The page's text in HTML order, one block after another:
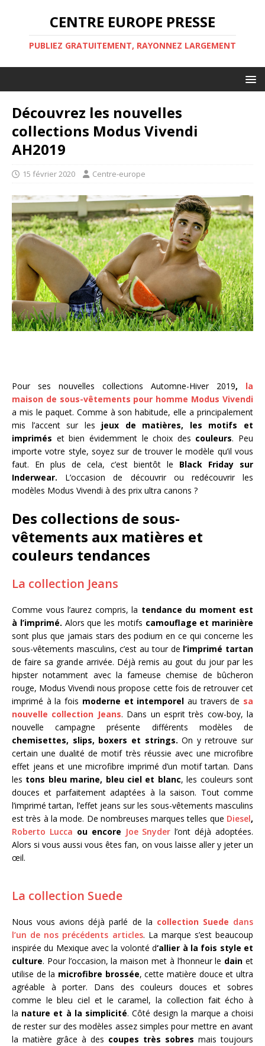
CENTRE EUROPE PRESSE
PUBLIEZ GRATUITEMENT, RAYONNEZ LARGEMENT
Découvrez les nouvelles
collections Modus Vivendi
AH2019
15 février 2020 Centre-europe
Pour ses nouvelles collections Automne-Hiver 2019,
la
maison de sous-vêtements pour homme Modus Vivendi
a mis le paquet. Comme à son habitude, elle a principalement
mis l’accent sur les jeux de matières, les motifs et
imprimés et bien évidemment le choix des couleurs. Peu
importe votre style, soyez sur de trouver le modèle qu’il vous
faut. En plus de cela, c’est bientôt le Black Friday sur
Inderwear. L’occasion de découvrir ou redécouvrir les
modèles Modus Vivendi à des prix ultra canons ?
Des collections de sous-
vêtements aux matières et
couleurs tendances
La collection Jeans
Comme vous l’aurez compris, la tendance du moment est
à l’imprimé. Alors que les motifs camouflage et marinière
sont plus que jamais stars des podium en ce qui concerne les
sous-vêtements masculins, c’est au tour de l’imprimé tartan
de faire sa grande arrivée. Déjà remis au gout du jour par les
hipster notamment avec la fameuse chemise de bûcheron
rouge, Modus Vivendi nous propose cette fois de retrouver cet
imprimé à la fois moderne et intemporel au travers de sa
nouvelle collection Jeans. Dans un esprit très cow-boy, la
nouvelle campagne présente différents modèles de
chemisettes, slips, boxers et strings. On y retrouve sur
certain une dualité de motif très réussie avec une microfibre
effet jeans et une microfibre imprimé d’un motif tartan. Dans
les tons bleu marine, bleu ciel et blanc, les couleurs sont
douces et parfaitement adaptées à la saison. Tout comme
l’imprimé tartan, l’effet jeans sur les sous-vêtements masculins
est très à la mode. De nombreuses marques telles que Diesel,
Roberto Lucca ou encore Joe Snyder l’ont déjà adoptées.
Alors si vous aussi vous êtes fan, on vous laisse aller y jeter un
œil.
La collection Suede
Nous vous avions déjà parlé de la collection Suede dans
l’un de nos précédents articles. La marque s’est beaucoup
inspirée du Mexique avec la volonté d‘allier à la fois style et
culture. Pour l’occasion, la maison met à l’honneur le dain et
utilise de la microfibre brossée, cette matière douce et ultra
agréable à porter. Dans des couleurs douces et sobres
comme le bleu ciel et le caramel, la collection fait écho à
la nature et à la simplicité. Côté design la marque a choisi
de rester sur des modèles assez simples pour mettre en avant
la matière grâce à des coupes très sobres mais toujours